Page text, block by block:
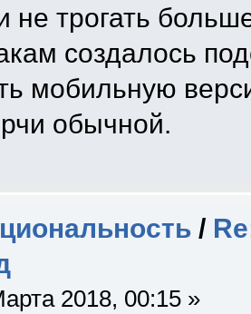
не трогать
создалось
мобильную
обычной.
/
2018, 00:15 »